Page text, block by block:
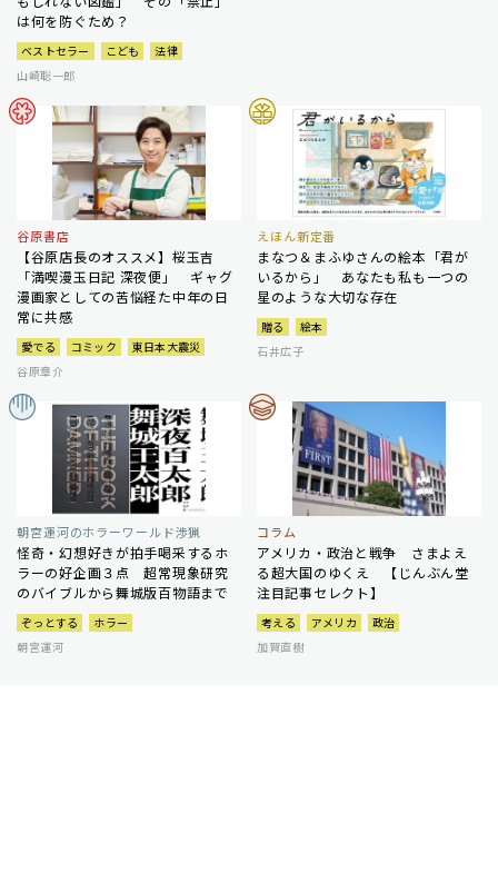
は何を防ぐため？
ベストセラー こども
法律
山崎聡一郎
谷原書店
【谷原店長のオススメ】桜玉吉
「満喫漫玉日記 深夜便」 ギャグ
漫画家としての苦悩経た中年の日
常に共感
愛でる コミック
東日本大震災
谷原章介
えほん新定番
まなつ＆まふゆさんの絵本「君が
いるから」 あなたも私も一つの
星のような大切な存在
贈る
絵本
石井広子
朝宮運河のホラーワールド渉猟
怪奇・幻想好きが拍手喝采するホ
ラーの好企画３点 超常現象研究
のバイブルから舞城版百物語まで
ぞっとする
ホラー
朝宮運河
コラム
アメリカ・政治と戦争 さまよえ
る超大国のゆくえ 【じんぶん堂
注目記事セレクト】
考える アメリカ
政治
加賀直樹